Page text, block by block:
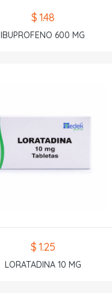
$ 1.48
IBUPROFENO 600 MG
$ 1.25
LORATADINA 10 MG